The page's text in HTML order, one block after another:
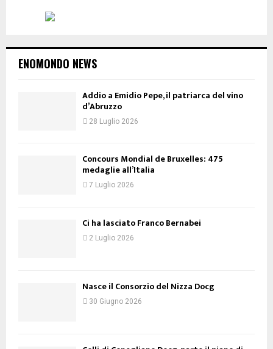
ENOMONDO NEWS
Addio a Emidio Pepe, il patriarca del vino
d’Abruzzo
28 Luglio 2026
Concours Mondial de Bruxelles: 475
medaglie all’Italia
7 Luglio 2026
Ci ha lasciato Franco Bernabei
2 Luglio 2026
Nasce il Consorzio del Nizza Docg
30 Giugno 2026